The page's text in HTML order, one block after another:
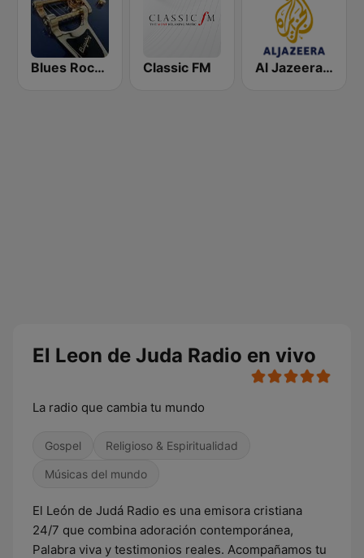
Blues Rock Cafe Classic FM Al Jazeera Arabic (قناة الجزيرة)
El Leon de Juda Radio en vivo
La radio que cambia tu mundo
Gospel Religioso & Espiritualidad
Músicas del mundo
El León de Judá Radio es una emisora cristiana
24/7 que combina adoración contemporánea,
Palabra viva y testimonios reales. Acompañamos tu